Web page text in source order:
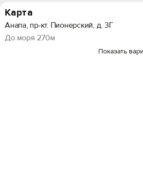
Карта
Анапа, пр-кт. Пионерский, д. 3Г
До моря 270м
Показать